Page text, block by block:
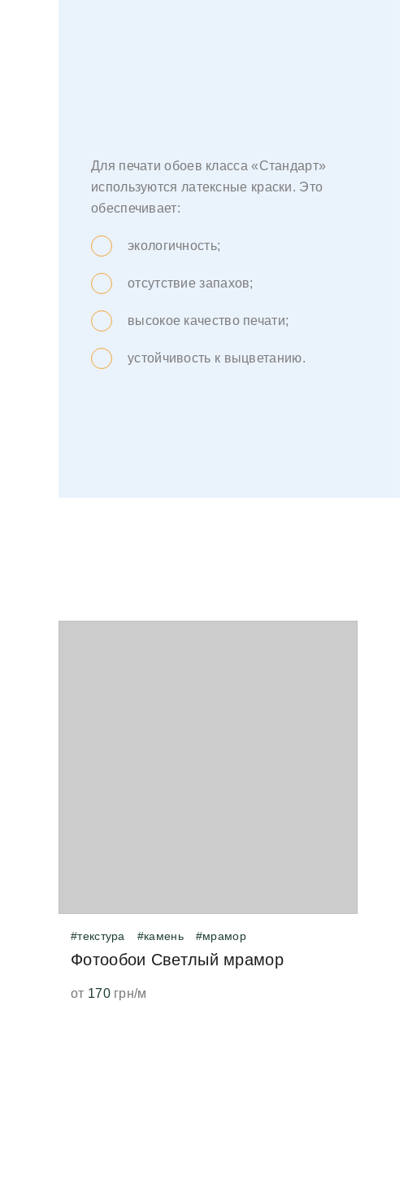
Для печати обоев класса «Стандарт»
используются латексные краски. Это
обеспечивает:
экологичность;
отсутствие запахов;
высокое качество печати;
устойчивость к выцветанию.
#текстура #камень #мрамор
Фотообои Светлый мрамор
от 170грн/м